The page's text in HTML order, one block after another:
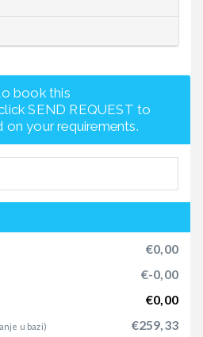
book this
SEND REQUEST to
on your requirements.
€0,00
€-0,00
€0,00
u bazi)
€259,33